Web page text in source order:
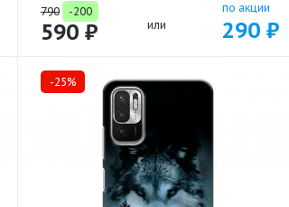
790 -200
590 ₽ или
по акции
290 ₽
-25%